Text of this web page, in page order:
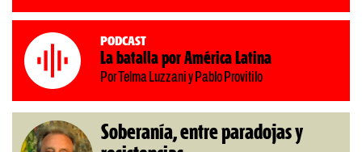
Podcast
La batalla por América Latina
Por Telma Luzzani y Pablo Provitilo
Soberanía, entre paradojas y